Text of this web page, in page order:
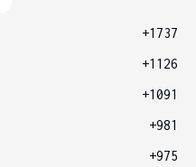
+1737
+1126
+1091
+981
+975